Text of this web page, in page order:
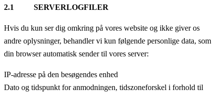
2.1 SERVERLOGFILER
Hvis du kun ser dig omkring på vores website og ikke giver os
andre oplysninger, behandler vi kun følgende personlige data, som
din browser automatisk sender til vores server:
IP-adresse på den besøgendes enhed
Dato og tidspunkt for anmodningen, tidszoneforskel i forhold til